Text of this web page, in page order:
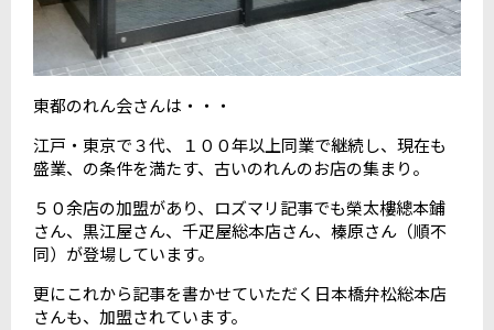
東都のれん会さんは・・・
江戸・東京で３代、１００年以上同業で継続し、現在も
盛業、の条件を満たす、古いのれんのお店の集まり。
５０余店の加盟があり、ロズマリ記事でも榮太樓總本鋪
さん、黒江屋さん、千疋屋総本店さん、榛原さん（順不
同）が登場しています。
更にこれから記事を書かせていただく日本橋弁松総本店
さんも、加盟されています。